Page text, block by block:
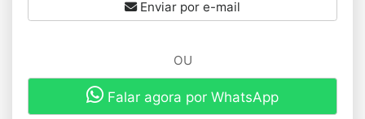
Enviar por e-mail
OU
Falar agora por WhatsApp